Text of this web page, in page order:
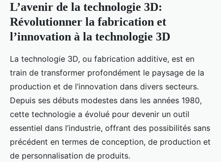
L'avenir de la technologie 3D
Mathilde 20 décembre 2024 •6 min de lecture
L’avenir de la technologie 3D:
Révolutionner la fabrication et
l’innovation à la technologie 3D
La technologie 3D, ou fabrication additive, est en
train de transformer profondément le paysage de la
production et de l’innovation dans divers secteurs.
Depuis ses débuts modestes dans les années 1980,
cette technologie a évolué pour devenir un outil
essentiel dans l’industrie, offrant des possibilités sans
précédent en termes de conception, de production et
de personnalisation de produits.